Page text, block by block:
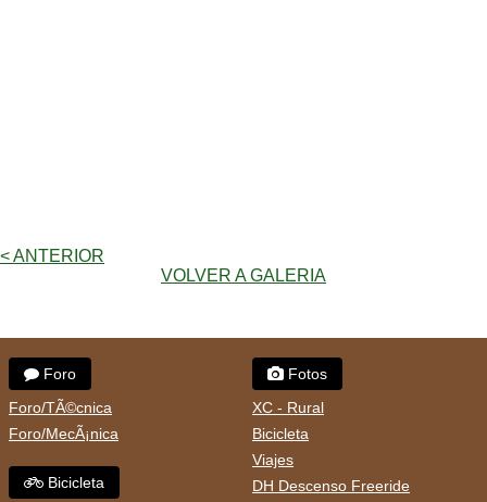
< ANTERIOR
VOLVER A GALERIA
Foro
Foro/TÃ©cnica
Foro/MecÃ¡nica
Bicicleta
Fotos
XC - Rural
Bicicleta
Viajes
DH Descenso Freeride